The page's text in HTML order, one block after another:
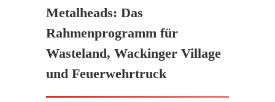
Metalheads: Das
Rahmenprogramm für
Wasteland, Wackinger Village
und Feuerwehrtruck